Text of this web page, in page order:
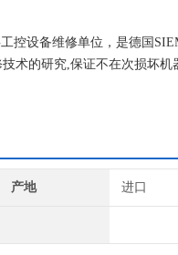
控设备维修单位，是德国
术的研究,保证不在次损坏
产地 进口